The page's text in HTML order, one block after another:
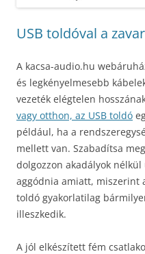
USB toldóval a
A kacsa-audio.hu
és legkényelmesebb
vezeték elégtelen
vagy otthon, az USB toldó
például, ha a
mellett van. Szabadítsa
dolgozzon akadályok
aggódnia amiatt, miszerint
toldó gyakorlatilag
illeszkedik.
A jól elkészített fém